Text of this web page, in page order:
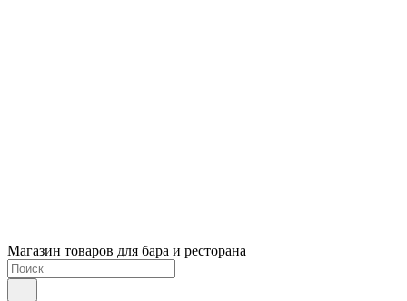
Магазин товаров для бара и ресторана